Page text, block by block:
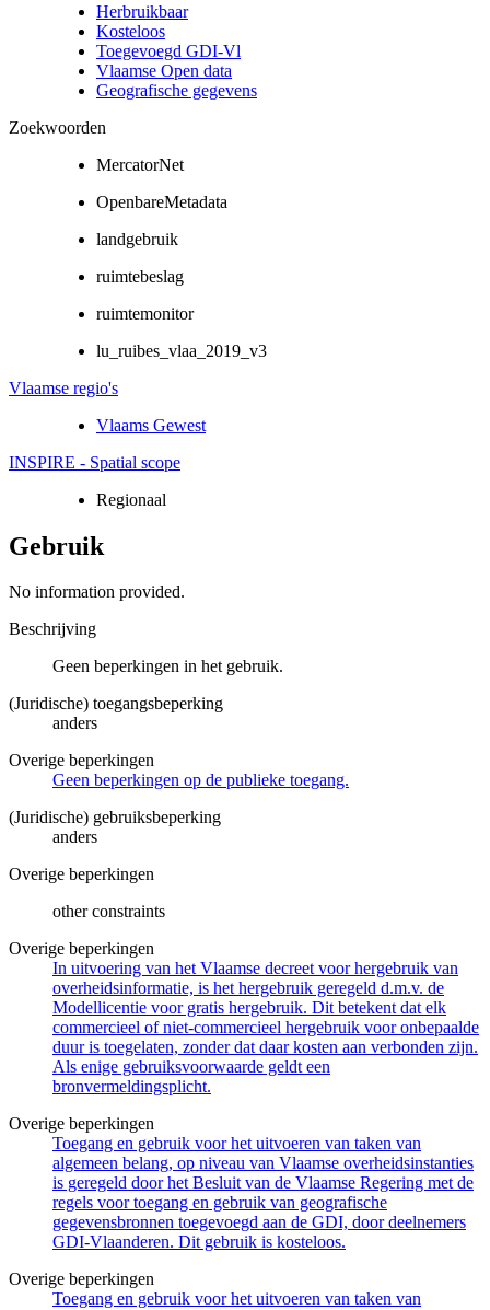
Herbruikbaar
Kosteloos
Toegevoegd GDI-Vl
Vlaamse Open data
Geografische gegevens
Zoekwoorden
MercatorNet
OpenbareMetadata
landgebruik
ruimtebeslag
ruimtemonitor
lu_ruibes_vlaa_2019_v3
Vlaamse regio's
Vlaams Gewest
INSPIRE - Spatial scope
Regionaal
Gebruik
No information provided.
Beschrijving
Geen beperkingen in het gebruik.
(Juridische) toegangsbeperking
anders
Overige beperkingen
Geen beperkingen op de publieke toegang.
(Juridische) gebruiksbeperking
anders
Overige beperkingen
other constraints
Overige beperkingen
In uitvoering van het Vlaamse decreet voor hergebruik van
overheidsinformatie, is het hergebruik geregeld d.m.v. de
Modellicentie voor gratis hergebruik. Dit betekent dat elk
commercieel of niet-commercieel hergebruik voor onbepaalde
duur is toegelaten, zonder dat daar kosten aan verbonden zijn.
Als enige gebruiksvoorwaarde geldt een
bronvermeldingsplicht.
Overige beperkingen
Toegang en gebruik voor het uitvoeren van taken van
algemeen belang, op niveau van Vlaamse overheidsinstanties
is geregeld door het Besluit van de Vlaamse Regering met de
regels voor toegang en gebruik van geografische
gegevensbronnen toegevoegd aan de GDI, door deelnemers
GDI-Vlaanderen. Dit gebruik is kosteloos.
Overige beperkingen
Toegang en gebruik voor het uitvoeren van taken van